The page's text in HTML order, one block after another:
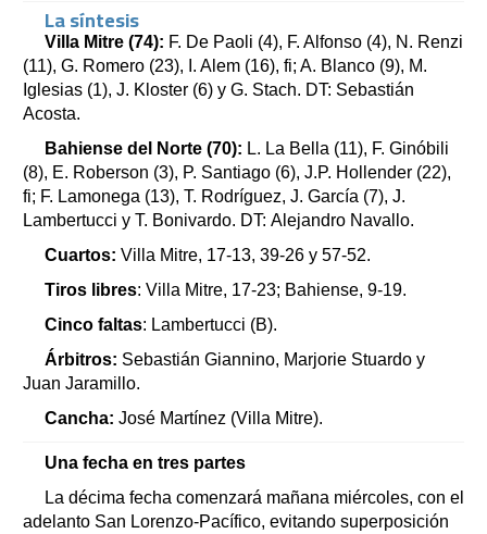
La síntesis
Villa Mitre (74): F. De Paoli (4), F. Alfonso (4), N. Renzi
(11), G. Romero (23), I. Alem (16), fi; A. Blanco (9), M.
Iglesias (1), J. Kloster (6) y G. Stach. DT: Sebastián
Acosta.
Bahiense del Norte (70): L. La Bella (11), F. Ginóbili
(8), E. Roberson (3), P. Santiago (6), J.P. Hollender (22),
fi; F. Lamonega (13), T. Rodríguez, J. García (7), J.
Lambertucci y T. Bonivardo. DT: Alejandro Navallo.
Cuartos: Villa Mitre, 17-13, 39-26 y 57-52.
Tiros libres: Villa Mitre, 17-23; Bahiense, 9-19.
Cinco faltas: Lambertucci (B).
Árbitros: Sebastián Giannino, Marjorie Stuardo y
Juan Jaramillo.
Cancha: José Martínez (Villa Mitre).
Una fecha en tres partes
La décima fecha comenzará mañana miércoles, con el
adelanto San Lorenzo-Pacífico, evitando superposición